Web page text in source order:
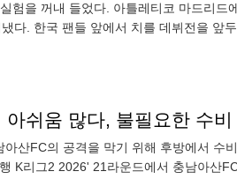
험을 꺼내 들었다. 아틀레티코 마드리드
다. 한국 팬들 앞에서 치를 데뷔전을 앞두
쉬움 많다, 불필요한 수
산FC의 공격을 막기 위해 후방에서 수
K리그2 2026' 21라운드에서 충남아산